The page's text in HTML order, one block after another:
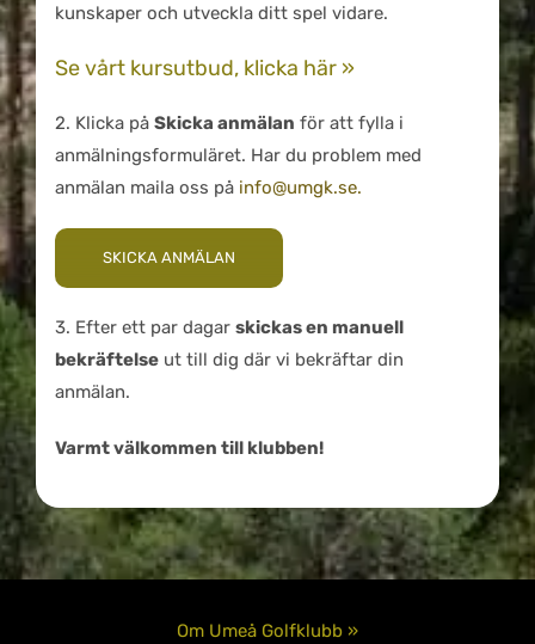
kunskaper och utveckla ditt spel vidare.
Se vårt kursutbud, klicka här »
2. Klicka påSkicka anmälan för att fylla i
anmälningsformuläret. Har du problem med
anmälan maila oss på info@umgk.se.
SKICKA ANMÄLAN
3. Efter ett par dagarskickas en manuell
bekräftelse ut till dig där vi bekräftar din
anmälan.
Varmt välkommen till klubben!
Om Umeå Golfklubb »